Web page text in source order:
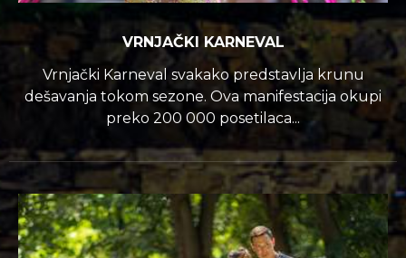
VRNJAČKI KARNEVAL
Vrnjački Karneval svakako predstavlja krunu
dešavanja tokom sezone. Ova manifestacija okupi
preko 200 000 posetilaca...